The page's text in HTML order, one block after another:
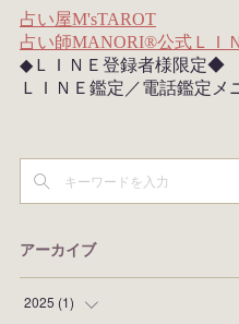
アーカイブ
2025 (1)